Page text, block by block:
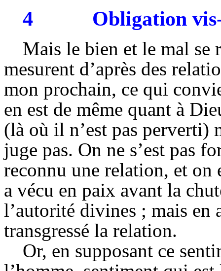
4 Obligation
Mais le bien et le mal se
mesurent d’après des
mon prochain, ce qui
en est de même quant à
(là où il n’est pas perverti)
juge pas. On ne s’est pas
reconnu une relation, et on
a vécu en paix avant la
l’autorité divines ; mais en
transgressé la relation.
Or, en supposant ce